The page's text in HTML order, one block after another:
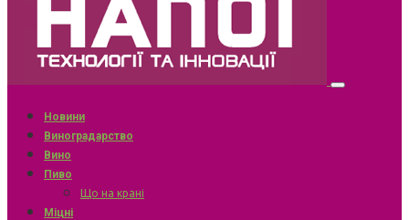
Новини
Виноградарство
Вино
Пиво
Що на крані
Міцні